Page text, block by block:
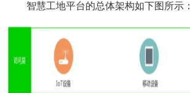
智慧工地平台的总体架构如下图所示：